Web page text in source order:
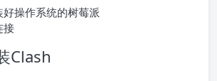
操作系统的树莓派
接
Clash